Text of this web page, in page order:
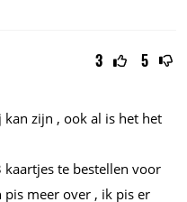
3 5
zijn , ook al is het het
kaartjes te bestellen voor
meer over , ik pis er